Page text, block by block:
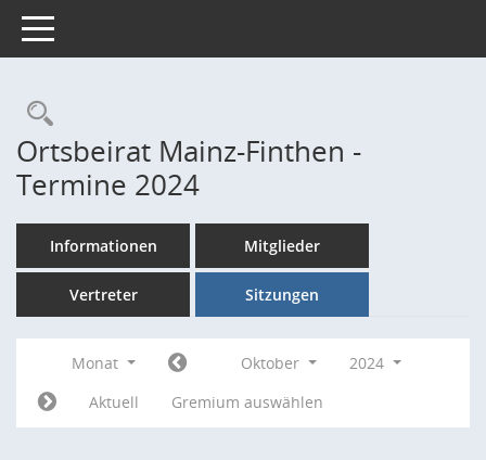
Toggle navigation
Rechercheauswahl
Ortsbeirat Mainz-Finthen -
Termine 2024
Informationen Mitglieder
Vertreter Sitzungen
Monat Oktober
2024
Aktuell
Gremium auswählen